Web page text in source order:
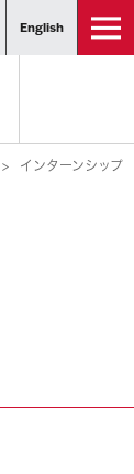
English
インターンシップ